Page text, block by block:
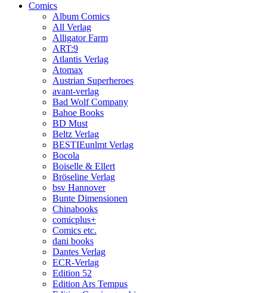
Comics
Album Comics
All Verlag
Alligator Farm
ART:9
Atlantis Verlag
Atomax
Austrian Superheroes
avant-verlag
Bad Wolf Company
Bahoe Books
BD Must
Beltz Verlag
BESTIEunlmt Verlag
Bocola
Boiselle & Ellert
Bröseline Verlag
bsv Hannover
Bunte Dimensionen
Chinabooks
comicplus+
Comics etc.
dani books
Dantes Verlag
ECR-Verlag
Edition 52
Edition Ars Tempus